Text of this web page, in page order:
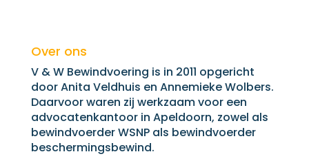
Over ons
V & W Bewindvoering is in 2011 opgericht
door Anita Veldhuis en Annemieke Wolbers.
Daarvoor waren zij werkzaam voor een
advocatenkantoor in Apeldoorn, zowel als
bewindvoerder WSNP als bewindvoerder
beschermingsbewind.